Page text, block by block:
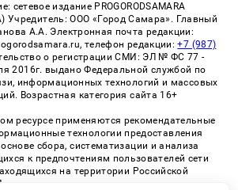
сетевое издание PROGORODSAMARA
ООО «Город Самара». Главный
А.А. Электронная почта редакции:
телефон редакции:+7 (987)
о регистрации СМИ: ЭЛ № ФС 77 -
2016г. выдано Федеральной службой по
информационных технологий и массовых
Возрастная категория сайта 16+
ресурсе применяются рекомендательные
технологии предоставления
сбора, систематизации и анализа
к предпочтениям пользователей сети
на территории Российской
применения рекомендательных